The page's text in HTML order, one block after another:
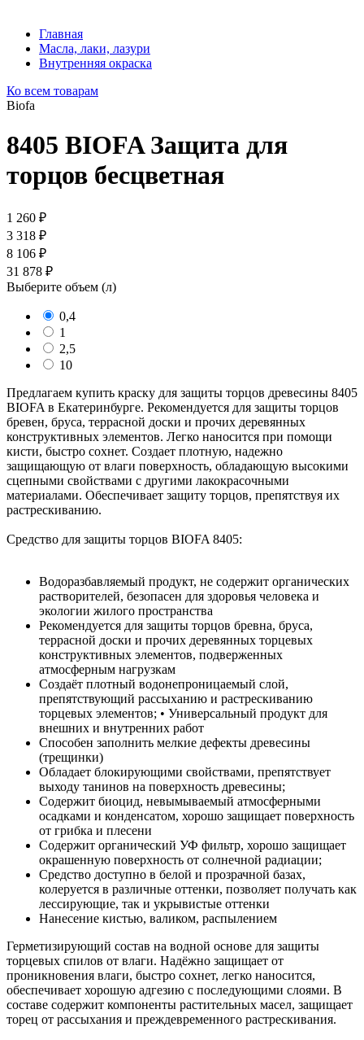
Главная
Масла, лаки, лазури
Внутренняя окраска
Ко всем товарам
Biofa
8405 BIOFA Защита для
торцов бесцветная
1 260 ₽
3 318 ₽
8 106 ₽
31 878 ₽
Выберите объем (л)
0,4
1
2,5
10
Предлагаем купить краску для защиты торцов древесины 8405
BIOFA в Екатеринбурге. Рекомендуется для защиты торцов
бревен, бруса, террасной доски и прочих деревянных
конструктивных элементов. Легко наносится при помощи
кисти, быстро сохнет. Создает плотную, надежно
защищающую от влаги поверхность, обладающую высокими
сцепными свойствами с другими лакокрасочными
материалами. Обеспечивает защиту торцов, препятствуя их
растрескиванию.
Средство для защиты торцов BIOFA 8405:
Водоразбавляемый продукт, не содержит органических
растворителей, безопасен для здоровья человека и
экологии жилого пространства
Рекомендуется для защиты торцов бревна, бруса,
террасной доски и прочих деревянных торцевых
конструктивных элементов, подверженных
атмосферным нагрузкам
Создаёт плотный водонепроницаемый слой,
препятствующий рассыханию и растрескиванию
торцевых элементов; • Универсальный продукт для
внешних и внутренних работ
Способен заполнить мелкие дефекты древесины
(трещинки)
Обладает блокирующими свойствами, препятствует
выходу танинов на поверхность древесины;
Содержит биоцид, невымываемый атмосферными
осадками и конденсатом, хорошо защищает поверхность
от грибка и плесени
Содержит органический УФ фильтр, хорошо защищает
окрашенную поверхность от солнечной радиации;
Средство доступно в белой и прозрачной базах,
колеруется в различные оттенки, позволяет получать как
лессирующие, так и укрывистые оттенки
Нанесение кистью, валиком, распылением
Герметизирующий состав на водной основе для защиты
торцевых спилов от влаги. Надёжно защищает от
проникновения влаги, быстро сохнет, легко наносится,
обеспечивает хорошую адгезию с последующими слоями. В
составе содержит компоненты растительных масел, защищает
торец от рассыхания и преждевременного растрескивания.